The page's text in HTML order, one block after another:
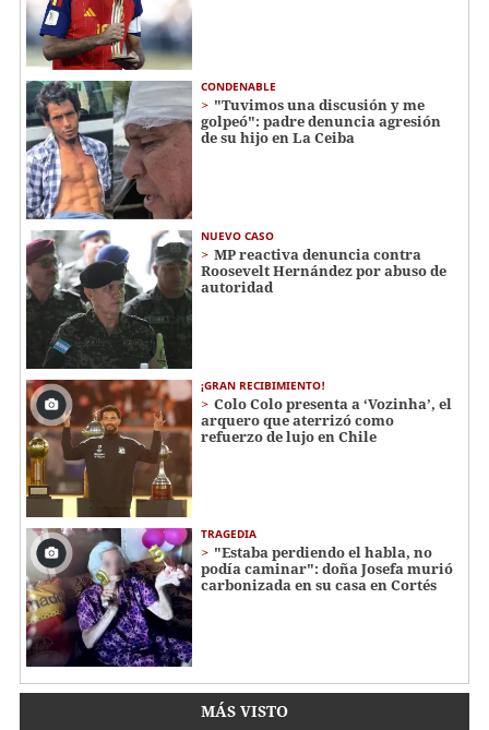
CONDENABLE
"Tuvimos una discusión y me
golpeó": padre denuncia agresión
de su hijo en La Ceiba
NUEVO CASO
MP reactiva denuncia contra
Roosevelt Hernández por abuso de
autoridad
¡GRAN RECIBIMIENTO!
Colo Colo presenta a ‘Vozinha’, el
arquero que aterrizó como
refuerzo de lujo en Chile
TRAGEDIA
"Estaba perdiendo el habla, no
podía caminar": doña Josefa murió
carbonizada en su casa en Cortés
MÁS VISTO